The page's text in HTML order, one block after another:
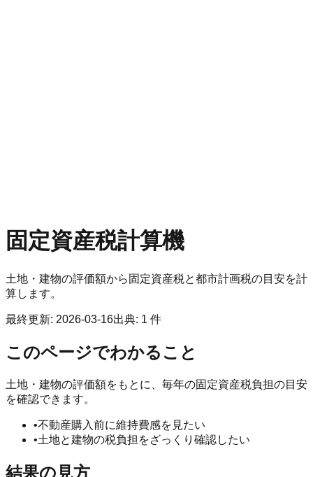
固定資産税計算機
土地・建物の評価額から固定資産税と都市計画税の目安を計
算します。
最終更新: 2026-03-16出典: 1 件
このページでわかること
土地・建物の評価額をもとに、毎年の固定資産税負担の目安
を確認できます。
•不動産購入前に維持費感を見たい
•土地と建物の税負担をざっくり確認したい
結果の見方